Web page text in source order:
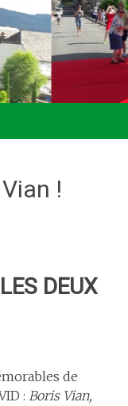
!
DEUX
de
: Boris Vian,